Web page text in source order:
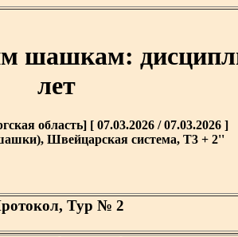
шашкам:
лет
область] [ 07.03.2026 / 07.03.2026 ]
Швейцарская система, T3 + 2''
Тур № 2